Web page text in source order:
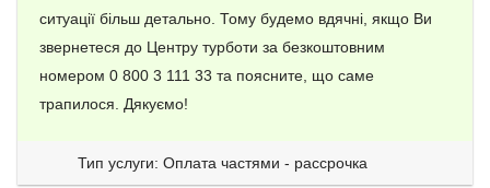
ситуації більш детально. Тому будемо вдячні, якщо Ви
звернетеся до Центру турботи за безкоштовним
номером 0 800 3 111 33 та поясните, що саме
трапилося. Дякуємо!
Тип услуги: Оплата частями - рассрочка